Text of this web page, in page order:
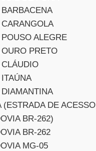
BARBACENA
CARANGOLA
POUSO ALEGRE
OURO PRETO
CLÁUDIO
DIAMANTINA
(ESTRADA DE ACESSO
BR-262)
BR-262
MG-05